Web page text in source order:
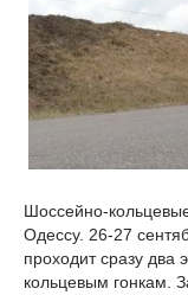
Шоссейно-
Одессу. 26-27
проходит сразу два
кольцевым гонкам.